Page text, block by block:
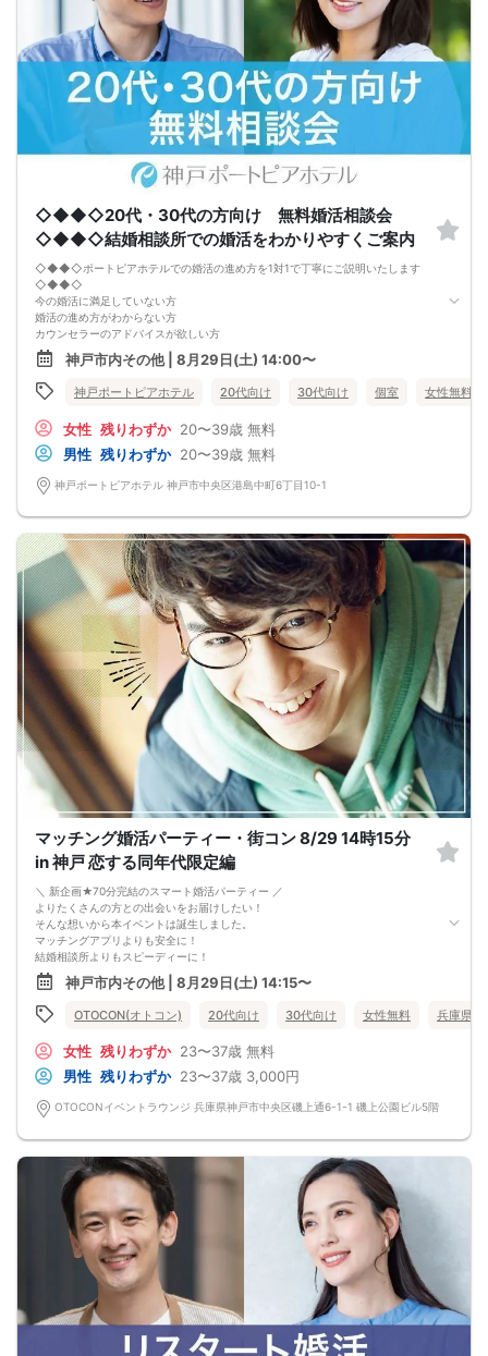
※お話しやすかった方のチェックはトークタイム中にお願い致します。
・リクエストカード記入
カップルを決める、最終投票カードです。
第一希望～第三希望までご記入頂けます。
・カップリング
カップルになられた方は、パーティー終了後
お二人でのお時間をお過ごしくださいませ。
※本イベントの最少催行人数は男女各3名です。
※参加人数や会場の都合により、やむを得ず開催中止と判断する場合がございま
-------------------------------------------------------
当日の持ち物
・ご本人様確認書類（運転免許証・保険証など生年月日の記載がある公的な証明
書）を忘れずご持参ください。
※その他、各イベントの内容・注意事項の記載をご確認ください。
※クレジットカードなどはご本人様確認書類になりませんのでご注意ください。
・お飲み物
※アルコール飲料はお控えください。
婚活パーティー 街コン お見合いパーティー
◇◆◆◇20代・30代の方向け 無料婚活相談会
◇◆◆◇結婚相談所での婚活をわかりやすくご案内
◇◆◆◇ポートピアホテルでの婚活の進め方を1対1で丁寧にご説明いたします
◇◆◆◇
今の婚活に満足していない方
婚活の進め方がわからない方
カウンセラーのアドバイスが欲しい方
真剣に婚活をしている方、これからしたい方でしたらどなたでもお申込みいただ
けます。
２０２６年８月末まで婚活応援キャンペーン実施中！
※婚活パーティーや集団セミナーではありません。
※婚活を真剣に考えている方向けの内容です。
神戸市内その他 | 8月29日(土) 14:00〜
神戸ポートピアホテル 20代向け 30代向け 個室 女性無料
女性 残りわずか 20〜39歳 無料
男性 残りわずか 20〜39歳 無料
神戸ポートピアホテル 神戸市中央区港島中町6丁目10-1
マッチング婚活パーティー・街コン 8/29 14時15分
in 神戸 恋する同年代限定編
＼ 新企画★70分完結のスマート婚活パーティー ／
よりたくさんの方との出会いをお届けしたい！
そんな想いから本イベントは誕生しました。
マッチングアプリよりも安全に！
結婚相談所よりもスピーディーに！
さらに、今までのパーティーよりもリーズナブルに！
この機会にぜひ、ご参加くださいませ♪
-------------------------------------------------------
婚活パーティーの流れ
15分前から受付です。
↓
・プロフィールカード記入
婚活に特化した、OTOCON（オトコン）オリジナルの内容です。
↓
・1対1の自己紹介タイム(約6～12分)
プロフィールカードを使用してお話ください。
気になる方にはアプローチカードを利用して連絡先を渡してみましょう！
※トークタイムは1回のみです。
・第一印象カード回収・返却
※お話しやすかった方のチェックはトークタイム中にお願い致します。
・リクエストカード記入
カップルを決める、最終投票カードです。
第一希望～第三希望までご記入頂けます。
神戸市内その他 | 8月29日(土) 14:15〜
OTOCON(オトコン) 20代向け 30代向け 女性無料 兵庫県
女性 残りわずか 23〜37歳 無料
男性 残りわずか 23〜37歳 3,000円
OTOCONイベントラウンジ 兵庫県神戸市中央区磯上通6-1-1 磯上公園ビル5階